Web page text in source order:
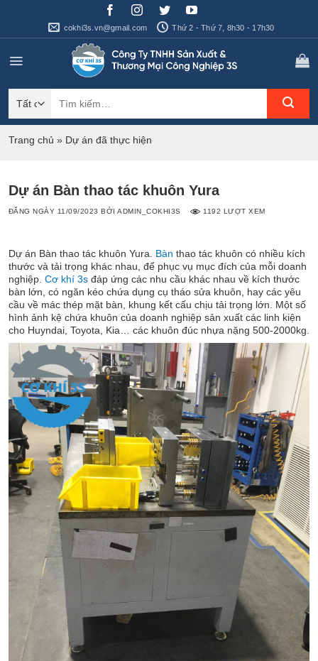
cokhi3s.vn@gmail.com Thứ 2 - Thứ 7, 8h30 - 17h30
kiếm:
Trang chủ » Dự án đã thực hiện
Dự án Bàn thao tác khuôn Yura
ĐĂNG NGÀY 11/09/2023 BỞIADMIN_COKHI3S 1192 LƯỢT XEM
Dự án Bàn thao tác khuôn Yura. Bàn thao tác khuôn có nhiều kích
thước và tải trọng khác nhau, để phục vụ mục đích của mỗi doanh
nghiệp. Cơ khí 3s đáp ứng các nhu cầu khác nhau về kích thước
bàn lớn, có ngăn kéo chứa dụng cụ tháo sửa khuôn, hay các yêu
cầu về mác thép mặt bàn, khung kết cấu chịu tải trọng lớn. Một số
hình ảnh kệ chứa khuôn của doanh nghiệp sản xuất các linh kiện
cho Huyndai, Toyota, Kia… các khuôn đúc nhựa nặng 500-2000kg.